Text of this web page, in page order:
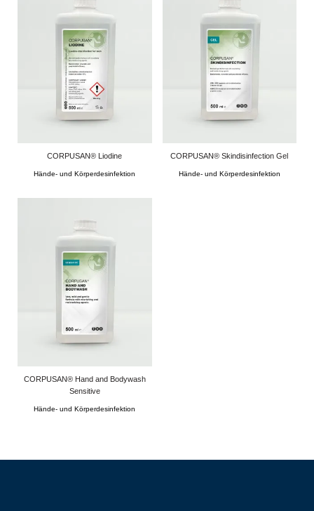
CORPUSAN® Liodine
Hände- und Körperdesinfektion
CORPUSAN® Skindisinfection Gel
Hände- und Körperdesinfektion
CORPUSAN® Hand and Bodywash
Sensitive
Hände- und Körperdesinfektion